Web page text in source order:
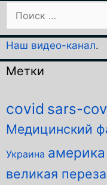
Наш видео-канал.
Метки
covid sars-
Медицинский
Украина америка
великая